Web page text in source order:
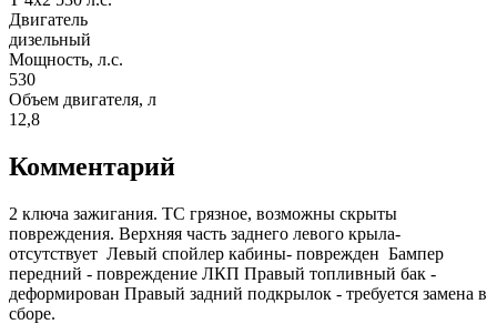
Двигатель
дизельный
Мощность, л.с.
530
Объем двигателя, л
12,8
Комментарий
2 ключа зажигания. ТС грязное, возможны скрыты
повреждения. Верхняя часть заднего левого крыла-
отсутствует Левый спойлер кабины- поврежден Бампер
передний - повреждение ЛКП Правый топливный бак -
деформирован Правый задний подкрылок - требуется замена в
сборе.